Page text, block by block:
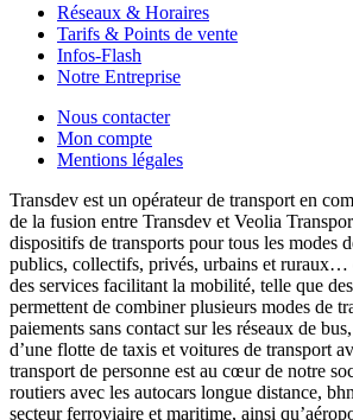
Réseaux & Horaires
Tarifs & Points de vente
Infos-Flash
Notre Entreprise
Nous contacter
Mon compte
Mentions légales
Transdev est un opérateur de transport en
de la fusion entre Transdev et Veolia
dispositifs de transports pour tous les modes
publics, collectifs, privés, urbains et ruraux…
des services facilitant la mobilité, telle que
permettent de combiner plusieurs modes de
paiements sans contact sur les réseaux de
d’une flotte de taxis et voitures de transport
transport de personne est au cœur de notre
routiers avec les autocars longue distance,
secteur ferroviaire et maritime, ainsi